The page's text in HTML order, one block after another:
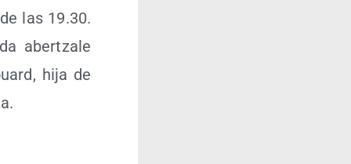
las 19.30.
aber­tza­le
hija de